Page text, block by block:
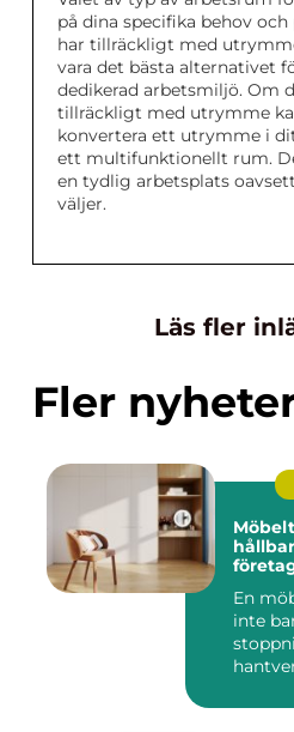
på dina specifika behov
har tillräckligt med
vara det bästa alternativet
dedikerad arbetsmiljö. Om
tillräckligt med utrymme
konvertera ett utrymme i
ett multifunktionellt rum.
en tydlig arbetsplats
väljer.
Läs fler
Fler
En
inte